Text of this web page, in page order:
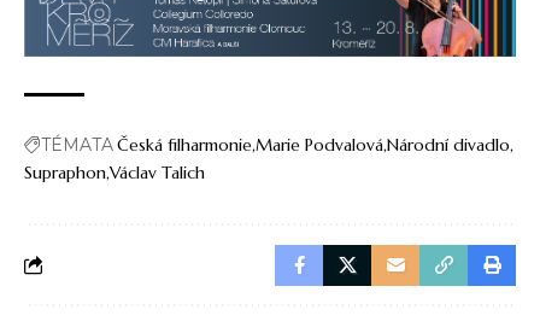
TÉMATAČeská filharmonieMarie PodvalováNárodní divadlo
SupraphonVáclav Talich